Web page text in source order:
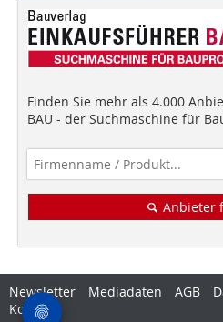
Finden Sie mehr als 4.000
BAU - der Suchmaschine für
Anbieter
Newsletter Mediadaten AGB
Kontakt